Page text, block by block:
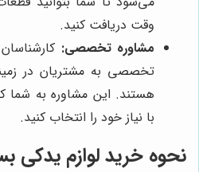
وقت دریافت کنید.
مشاوره تخصصی:
تخصصی به مشتریان در
هستند. این مشاوره به
با نیاز خود را انتخاب کنید.
نحوه خرید لوازم یدکی